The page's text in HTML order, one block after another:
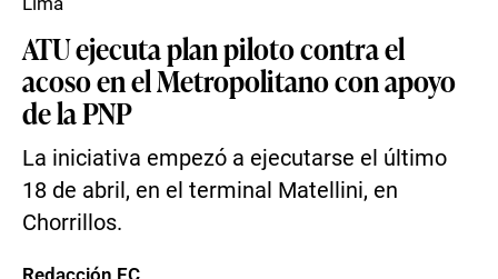
ATU ejecuta plan piloto contra el
acoso en el Metropolitano con apoyo
de la PNP
La iniciativa empezó a ejecutarse el último
18 de abril, en el terminal Matellini, en
Chorrillos.
Redacción EC